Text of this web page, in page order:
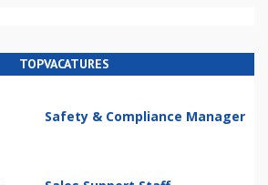
TOPVACATURES
Safety & Compliance Manager